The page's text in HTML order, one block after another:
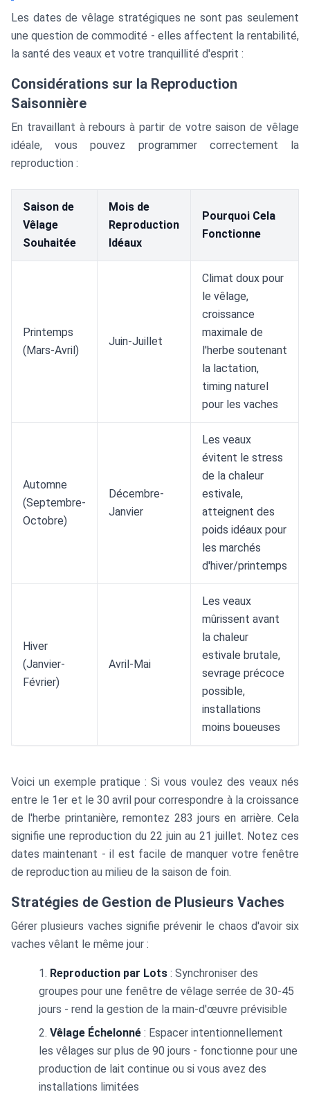
Les dates de vêlage stratégiques ne sont pas seulement
une question de commodité - elles affectent la rentabilité,
la santé des veaux et votre tranquillité d'esprit :
Considérations sur la Reproduction
Saisonnière
En travaillant à rebours à partir de votre saison de vêlage
idéale, vous pouvez programmer correctement la
reproduction :
Saison de
Vêlage
Souhaitée
Mois de
Reproduction
Idéaux
Pourquoi Cela
Fonctionne
Printemps
(Mars-Avril)
Juin-Juillet
Climat doux pour
le vêlage,
croissance
maximale de
l'herbe soutenant
la lactation,
timing naturel
pour les vaches
Automne
(Septembre-
Octobre)
Décembre-
Janvier
Les veaux
évitent le stress
de la chaleur
estivale,
atteignent des
poids idéaux pour
les marchés
d'hiver/printemps
Hiver
(Janvier-
Février)
Avril-Mai
Les veaux
mûrissent avant
la chaleur
estivale brutale,
sevrage précoce
possible,
installations
moins boueuses
Voici un exemple pratique : Si vous voulez des veaux nés
entre le 1er et le 30 avril pour correspondre à la croissance
de l'herbe printanière, remontez 283 jours en arrière. Cela
signifie une reproduction du 22 juin au 21 juillet. Notez ces
dates maintenant - il est facile de manquer votre fenêtre
de reproduction au milieu de la saison de foin.
Stratégies de Gestion de Plusieurs Vaches
Gérer plusieurs vaches signifie prévenir le chaos d'avoir six
vaches vêlant le même jour :
Reproduction par Lots : Synchroniser des
groupes pour une fenêtre de vêlage serrée de 30-45
jours - rend la gestion de la main-d'œuvre prévisible
Vêlage Échelonné : Espacer intentionnellement
les vêlages sur plus de 90 jours - fonctionne pour une
production de lait continue ou si vous avez des
installations limitées